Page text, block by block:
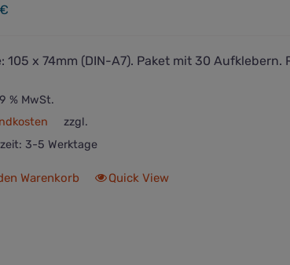
€
105 x 74mm (DIN-A7). Paket mit 30 Aufklebern.
% MwSt.
zzgl.
3-5 Werktage
Warenkorb Quick View